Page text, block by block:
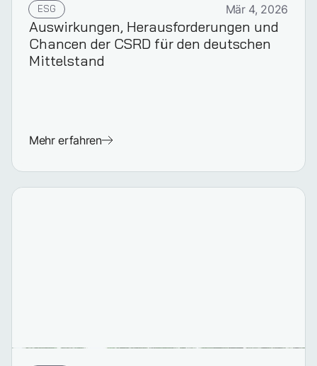
ESG Mär 4, 2026
Auswirkungen, Herausforderungen und
Chancen der CSRD für den deutschen
Mittelstand
Mehr erfahren